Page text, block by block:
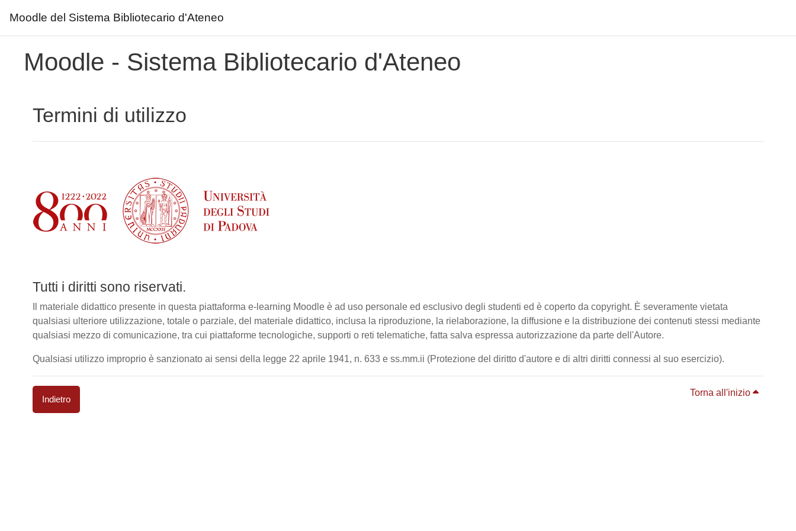
Moodle del Sistema Bibliotecario d'Ateneo
Moodle - Sistema Bibliotecario d'Ateneo
Termini di utilizzo
Tutti i diritti sono riservati.
Il materiale didattico presente in questa piattaforma e-learning Moodle è ad uso personale ed esclusivo degli studenti ed è coperto da copyright. È severamente vietata
qualsiasi ulteriore utilizzazione, totale o parziale, del materiale didattico, inclusa la riproduzione, la rielaborazione, la diffusione e la distribuzione dei contenuti stessi mediante
qualsiasi mezzo di comunicazione, tra cui piattaforme tecnologiche, supporti o reti telematiche, fatta salva espressa autorizzazione da parte dell'Autore.
Qualsiasi utilizzo improprio è sanzionato ai sensi della legge 22 aprile 1941, n. 633 e ss.mm.ii (Protezione del diritto d'autore e di altri diritti connessi al suo esercizio).
Indietro
Torna all'inizio